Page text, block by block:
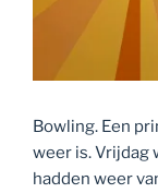
Bowling. Een
weer is. Vrijdag
hadden weer